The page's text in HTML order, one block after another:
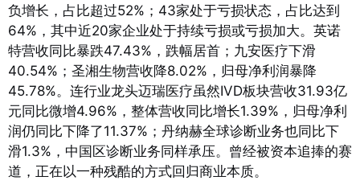
负增长，占比超过52%；43家处于亏损状态，占比达到
64%，其中近20家企业处于持续亏损或亏损加大。英诺
特营收同比暴跌47.43%，跌幅居首；九安医疗下滑
40.54%；圣湘生物营收降8.02%，归母净利润暴降
45.78%。连行业龙头迈瑞医疗虽然IVD板块营收31.93亿
元同比微增4.96%，整体营收同比增长1.39%，归母净利
润仍同比下降了11.37% ；丹纳赫全球诊断业务也同比下
滑1.3%，中国区诊断业务同样承压。曾经被资本追捧的赛
道，正在以一种残酷的方式回归商业本质。